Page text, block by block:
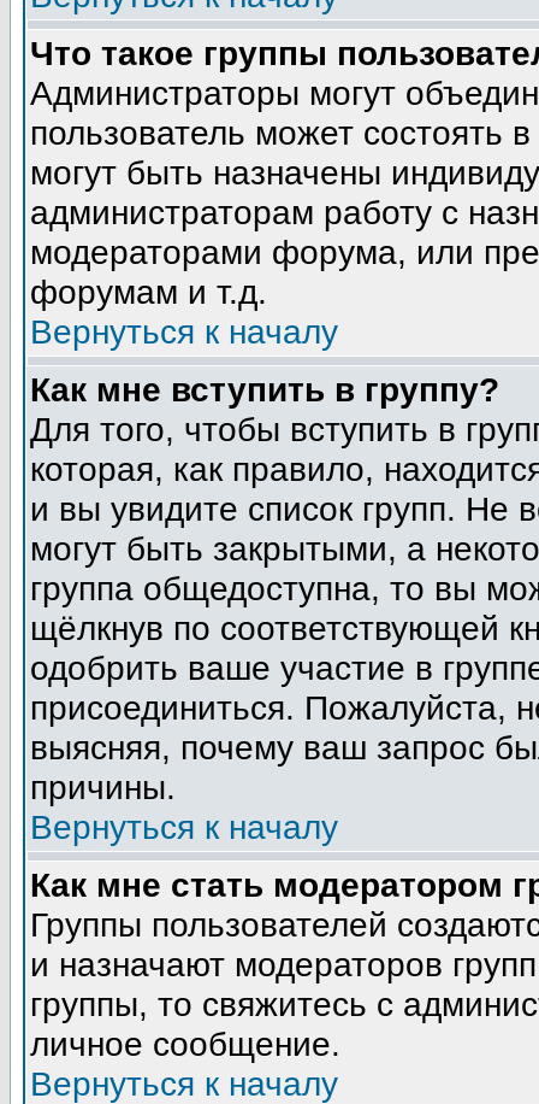
Что такое группы
Администраторы могут
пользователь может состоять
могут быть назначены
администраторам работу с
модераторами форума, или
форумам и т.д.
Вернуться к началу
Как мне вступить в группу?
Для того, чтобы вступить в
которая, как правило,
и вы увидите список групп. Не
могут быть закрытыми, а
группа общедоступна, то вы
щёлкнув по соответствующей
одобрить ваше участие в
присоединиться. Пожалуйста,
выясняя, почему ваш запрос
причины.
Вернуться к началу
Как мне стать модератором
Группы пользователей
и назначают модераторов
группы, то свяжитесь с
личное сообщение.
Вернуться к началу